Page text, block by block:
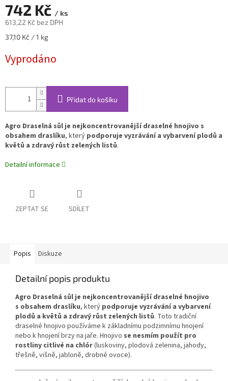
742 Kč / ks
613,22 Kč bez DPH
Měrná
37,10 Kč / 1 kg
Vyprodáno
Přidat do košíku
Agro Draselná sůl je nejkoncentrovanější draselné hnojivo s
obsahem draslíku, který podporuje vyzrávání a vybarvení plodů a
květů a zdravý růst zelených listů.
Detailní informace
ZEPTAT SE SDÍLET
Popis Diskuze
Detailní popis produktu
Agro Draselná sůl je nejkoncentrovanější draselné hnojivo
s obsahem draslíku, který podporuje vyzrávání a vybarvení
plodů a květů a zdravý růst zelených listů. Toto tradiční
draselné hnojivo používáme k základnímu podzimnímu hnojení
nebo k hnojení brzy na jaře. Hnojivo se nesmím použít pro
rostliny citlivé na chlór(luskoviny, plodová zelenina, jahody,
třešně, višně, jabloně, drobné ovoce).